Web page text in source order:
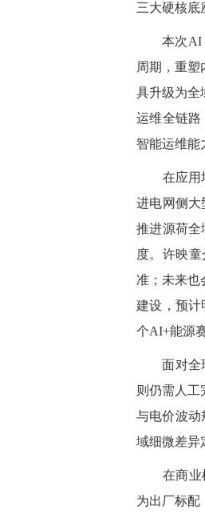
三大硬核底
本次AI in
周期，重
具升级为全
运维全链路
智能运维能
在应用
进电网侧大
推进源荷全
度。许映童
准；未来也
建设，预计
个AI+能源
面对全球
则仍需人
与电价波动
域细微差异
在商业
为出厂标配